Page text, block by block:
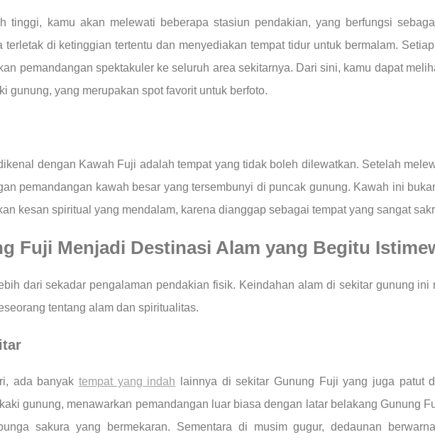
tinggi, kamu akan melewati beberapa stasiun pendakian, yang berfungsi
terletak di ketinggian tertentu dan menyediakan tempat tidur untuk bermalam.
pemandangan spektakuler ke seluruh area sekitarnya. Dari sini, kamu dapat
gunung, yang merupakan spot favorit untuk berfoto.
dengan Kawah Fuji adalah tempat yang tidak boleh dilewatkan. Setelah
pemandangan kawah besar yang tersembunyi di puncak gunung. Kawah ini
kesan spiritual yang mendalam, karena dianggap sebagai tempat yang sangat
Fuji Menjadi Destinasi Alam yang Begitu
dari sekadar pengalaman pendakian fisik. Keindahan alam di sekitar gunung
tentang alam dan spiritualitas.
ada banyak tempat yang indah lainnya di sekitar Gunung Fuji yang juga patut
gunung, menawarkan pemandangan luar biasa dengan latar belakang Gunung
sakura yang bermekaran. Sementara di musim gugur, dedaunan